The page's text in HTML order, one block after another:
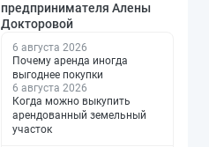
предпринимателя Алены
Докторовой
6 августа 2026
Почему аренда иногда
выгоднее покупки
6 августа 2026
Когда можно выкупить
арендованный земельный
участок